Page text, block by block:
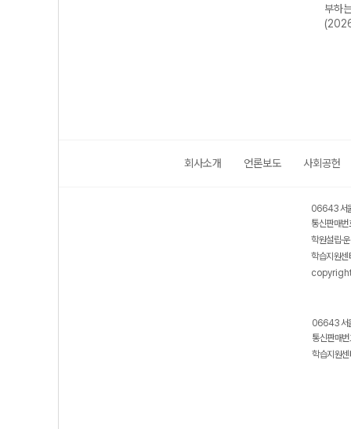
부하
회사소개 언론보도 사회공헌
06643 서
통신판매
학원설립·
학습지원
06643 서
통신판매
학습지원